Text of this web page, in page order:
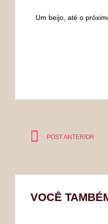
Um beijo, até o
POST ANTERIOR
VOCÊ